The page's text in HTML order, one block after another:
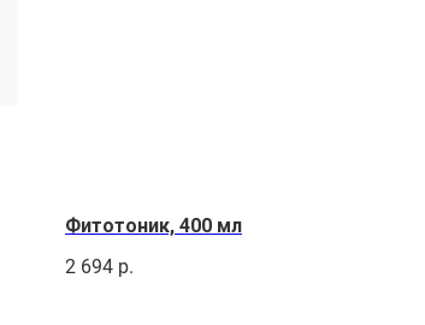
Фитотоник, 400 мл
2 694 р.